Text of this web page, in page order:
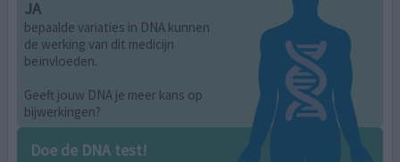
JA
bepaalde variaties in DNA kunnen
de werking van dit medicijn
beïnvloeden.
Geeft jouw DNA je meer kans op
bijwerkingen?
Doe de DNA test!